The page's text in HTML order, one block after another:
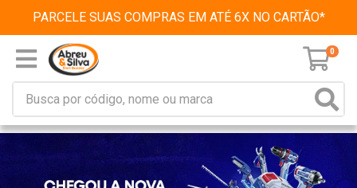
PARCELE SUAS COMPRAS EM ATÉ 6X NO CARTÃO*
0